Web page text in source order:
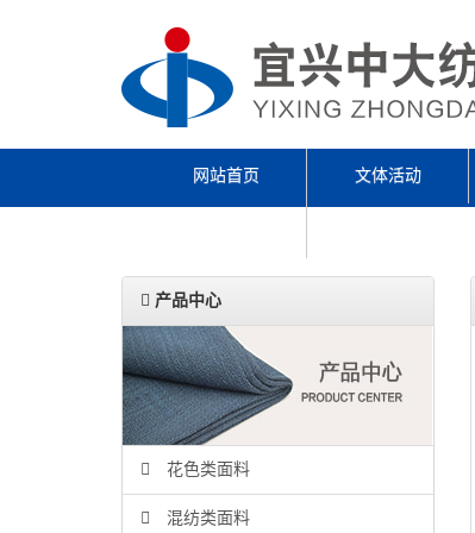
网站首页 文体活动
产品中心
花色类面料
混纺类面料